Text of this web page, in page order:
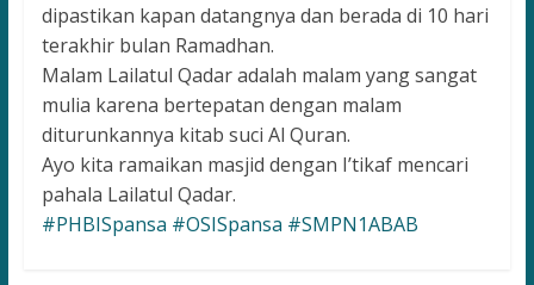
dipastikan kapan datangnya dan berada di 10 hari
terakhir bulan Ramadhan.
Malam Lailatul Qadar adalah malam yang sangat
mulia karena bertepatan dengan malam
diturunkannya kitab suci Al Quran.
Ayo kita ramaikan masjid dengan I’tikaf mencari
pahala Lailatul Qadar.
#PHBISpansa #OSISpansa #SMPN1ABAB